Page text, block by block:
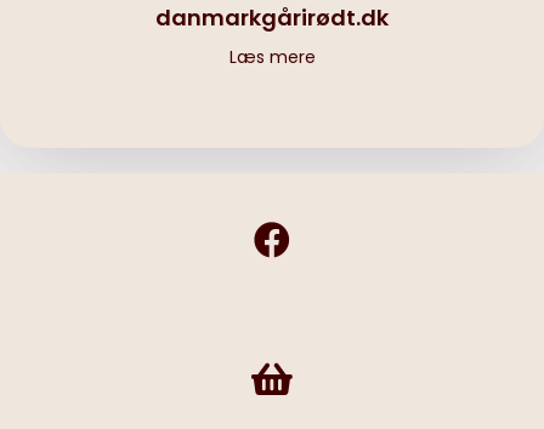
danmarkgårirødt.dk
Læs mere
Frivilligshop